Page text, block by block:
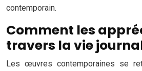
contemporain.
Comment les
travers la vie
Les œuvres contemporaines se